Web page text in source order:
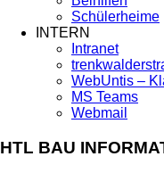
Schülerheime
INTERN
Intranet
WebUntis –
MS Teams
Webmail
HTL BAU